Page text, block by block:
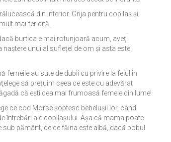
din interior. Grija pentru copilaş şi
mai fericită.
burtica e mai rotunjoară acum, aveţi
unui al sufleţel de om şi asta este
femeile au sute de dubii cu privire la felul în
să preţuim ceea ce este cu adevărat
că eşti cea mai frumoasă femeie din lume!
ce cod Morse şoptesc bebeluşii lor, când
întrebări ale copilaşului. Aşa că mama poate
pământ, de ce făina este albă, dacă bobul